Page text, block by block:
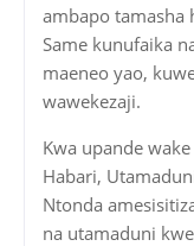
ambapo tamasha
Same kunufaika
maeneo yao,
wawekezaji.
Kwa upande
Habari,
Ntonda
na utamaduni